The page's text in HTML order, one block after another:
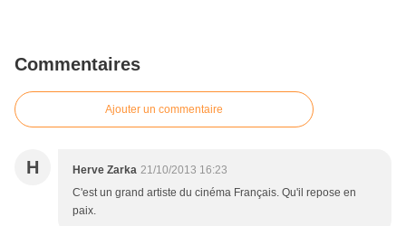
Commentaires
Ajouter un commentaire
H Herve Zarka 21/10/2013 16:23
C'est un grand artiste du cinéma Français. Qu'il repose en
paix.